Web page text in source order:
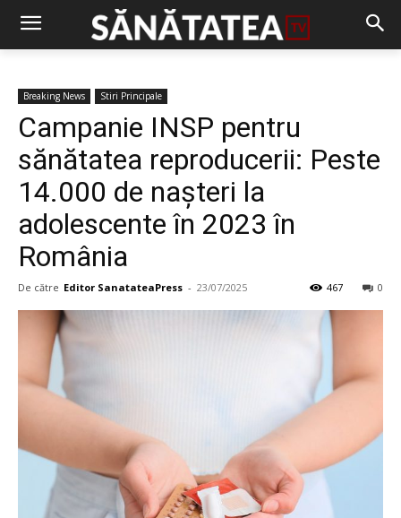
Breaking News Stiri Principale
Campanie INSP pentru
sănătatea reproducerii: Peste
14.000 de nașteri la
adolescente în 2023 în
România
De către Editor SanatateaPress - 23/07/2025 0
467